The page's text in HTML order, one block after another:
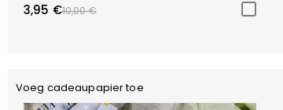
3,95 €10,00 €
Voeg cadeaupapier toe